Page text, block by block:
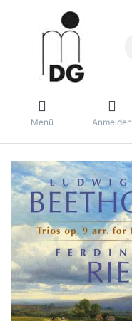
Menü Anmelden